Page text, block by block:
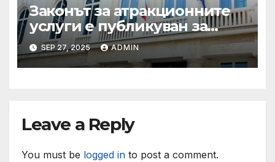
Законът за атракционните
услуги е публикуван за
обществено обсъждане
SEP 27, 2025 ADMIN
Leave a Reply
You must be logged in to post a comment.